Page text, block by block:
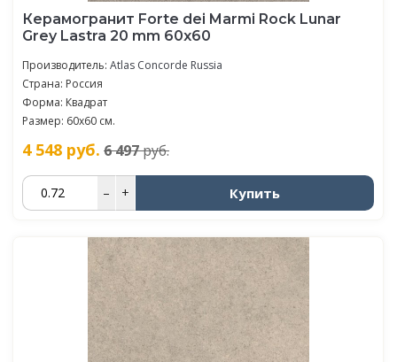
Керамогранит Forte dei Marmi Rock Lunar
Grey Lastra 20 mm 60x60
Производитель: Atlas Concorde Russia
Страна: Россия
Форма: Квадрат
Размер: 60x60 см.
4 548 руб. 6 497руб.
– + Купить